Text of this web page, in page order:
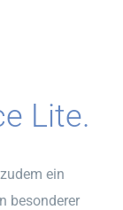
Lite.
ein
besonderer